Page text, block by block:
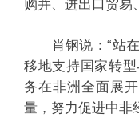
购并、进出口贸易
肖钢说：“站在
移地支持国家转
务在非洲全面展
量，努力促进中非